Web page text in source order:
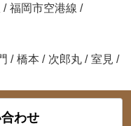
/ 福岡市空港線 /
/ 橋本 / 次郎丸 / 室見 /
わせ